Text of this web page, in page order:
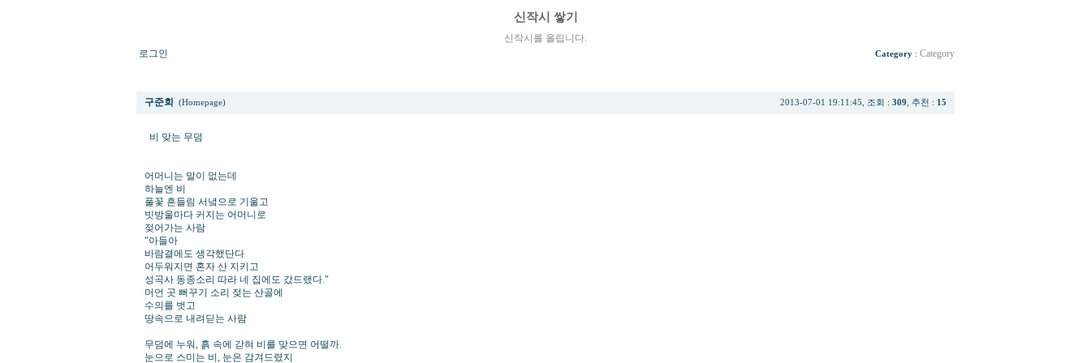
신작시 쌓기
신작시를 올립니다.
로그인
Category : Category
구준회 (Homepage) 2013-07-01 19:11:45, 조회 : 309 , 추천 : 15
비 맞는 무덤
어머니는 말이 없는데
하늘엔 비
풀꽃 흔들림 서녘으로 기울고
빗방울마다 커지는 어머니로
젖어가는 사람
"아들아
바람결에도 생각했단다
어두워지면 혼자 산 지키고
성곡사 동종소리 따라 네 집에도 갔드랬다."
머언 곳 뻐꾸기 소리 젖는 산골에
수의를 벗고
땅속으로 내려딛는 사람
무덤에 누워, 흙 속에 갇혀 비를 맞으면 어떨까.
눈으로 스미는 비, 눈은 감겨드렸지